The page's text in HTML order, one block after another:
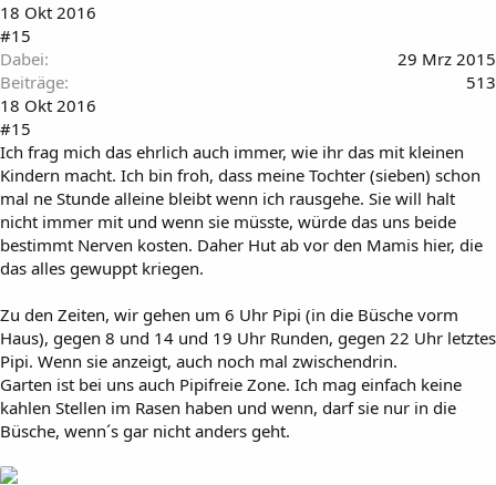
18 Okt 2016
#15
Dabei
29 Mrz 2015
Beiträge
513
18 Okt 2016
#15
Ich frag mich das ehrlich auch immer, wie ihr das mit kleinen
Kindern macht. Ich bin froh, dass meine Tochter (sieben) schon
mal ne Stunde alleine bleibt wenn ich rausgehe. Sie will halt
nicht immer mit und wenn sie müsste, würde das uns beide
bestimmt Nerven kosten. Daher Hut ab vor den Mamis hier, die
das alles gewuppt kriegen.
Zu den Zeiten, wir gehen um 6 Uhr Pipi (in die Büsche vorm
Haus), gegen 8 und 14 und 19 Uhr Runden, gegen 22 Uhr letztes
Pipi. Wenn sie anzeigt, auch noch mal zwischendrin.
Garten ist bei uns auch Pipifreie Zone. Ich mag einfach keine
kahlen Stellen im Rasen haben und wenn, darf sie nur in die
Büsche, wenn´s gar nicht anders geht.